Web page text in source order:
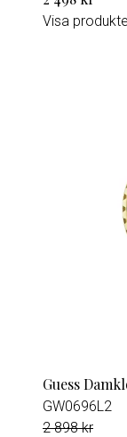
Visa
Guess
GW0696L2
2 898 kr